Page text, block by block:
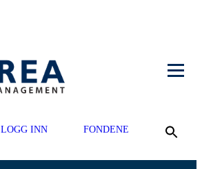
LOGG INN FONDENE